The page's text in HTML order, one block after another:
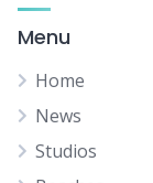
Menu
Home
News
Studios